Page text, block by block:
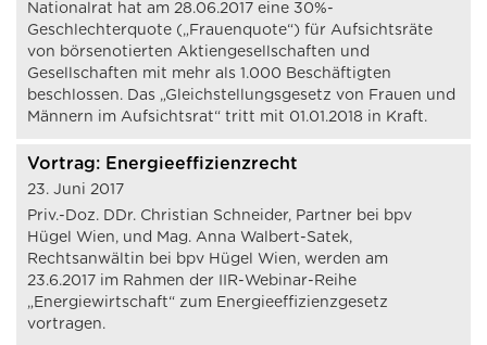
Nationalrat hat am 28.06.2017 eine 30%-
Geschlechterquote („Frauenquote“) für Aufsichtsräte
von börsenotierten Aktiengesellschaften und
Gesellschaften mit mehr als 1.000 Beschäftigten
beschlossen. Das „Gleichstellungsgesetz von Frauen und
Männern im Aufsichtsrat“ tritt mit 01.01.2018 in Kraft.
Vortrag: Energieeffizienzrecht
23. Juni 2017
Priv.-Doz. DDr. Christian Schneider, Partner bei bpv
Hügel Wien, und Mag. Anna Walbert-Satek,
Rechtsanwältin bei bpv Hügel Wien, werden am
23.6.2017 im Rahmen der IIR-Webinar-Reihe
„Energiewirtschaft“ zum Energieeffizienzgesetz
vortragen.